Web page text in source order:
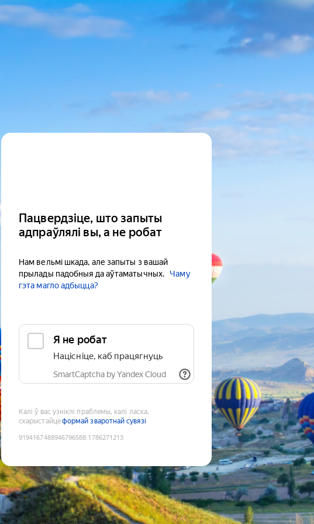
Пацвердзіце, што запыты
адпраўлялі вы, а не робат
Нам вельмі шкада, але запыты з вашай
прылады падобныя да аўтаматычных.
Чаму
гэта магло адбыцца?
Я не робат
Націсніце, каб працягнуць
SmartCaptcha by Yandex Cloud
Калі ў вас узніклі праблемы, калі ласка,
скарыстайцеформай зваротнай сувязі
9194167488946796588:1786271213